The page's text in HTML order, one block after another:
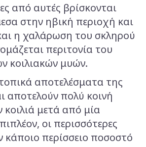
από αυτές βρίσκονται
στην ηβική περιοχή και
η χαλάρωση του σκληρού
περιτονία του
κοιλιακών μυών.
αποτελέσματα της
αποτελούν πολύ κοινή
μετά από μία
οι περισσότερες
κάποιο περίσσειο ποσοστό